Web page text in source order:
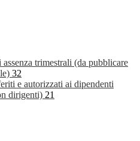
assenza trimestrali (da pubblicare
32
e autorizzati ai dipendenti
dirigenti) 21